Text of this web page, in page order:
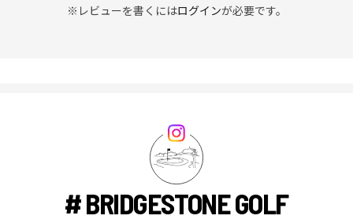
※レビューを書くにはログインが必要です。
# BRIDGESTONE GOLF